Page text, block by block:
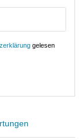
gelesen